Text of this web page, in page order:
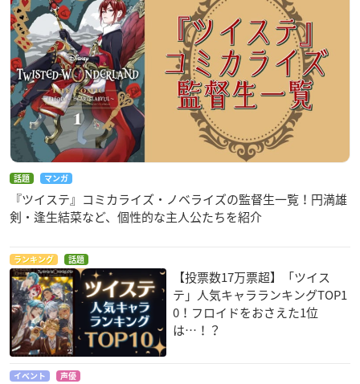
話題 マンガ
『ツイステ』コミカライズ・ノベライズの監督生一覧！円満雄
剣・逢生結菜など、個性的な主人公たちを紹介
ランキング 話題
【投票数17万票超】「ツイス
テ」人気キャラランキングTOP1
0！フロイドをおさえた1位
は…！？
イベント 声優